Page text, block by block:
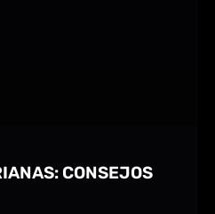
CONSEJOS